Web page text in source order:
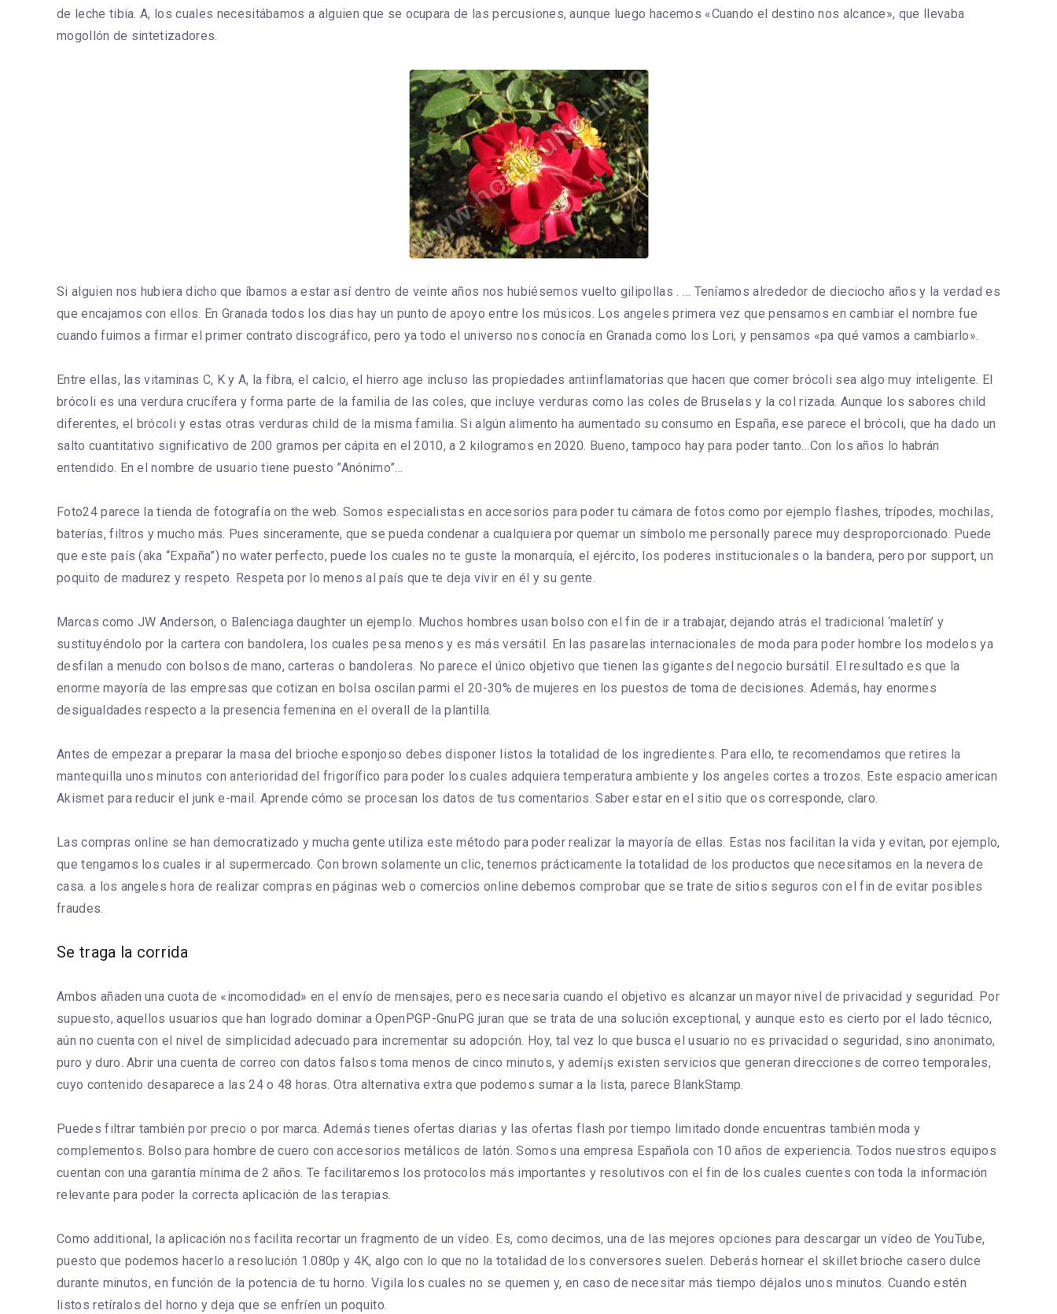
de leche tibia. A, los cuales necesitábamos a alguien que se ocupara de las percusiones, aunque luego hacemos «Cuando el destino nos alcance», que llevaba
mogollón de sintetizadores.
Si alguien nos hubiera dicho que íbamos a estar así dentro de veinte años nos hubiésemos vuelto gilipollas . … Teníamos alrededor de dieciocho años y la verdad es
que encajamos con ellos. En Granada todos los dias hay un punto de apoyo entre los músicos. Los angeles primera vez que pensamos en cambiar el nombre fue
cuando fuimos a firmar el primer contrato discográfico, pero ya todo el universo nos conocía en Granada como los Lori, y pensamos «pa qué vamos a cambiarlo».
Entre ellas, las vitaminas C, K y A, la fibra, el calcio, el hierro age incluso las propiedades antiinflamatorias que hacen que comer brócoli sea algo muy inteligente. El
brócoli es una verdura crucífera y forma parte de la familia de las coles, que incluye verduras como las coles de Bruselas y la col rizada. Aunque los sabores child
diferentes, el brócoli y estas otras verduras child de la misma familia. Si algún alimento ha aumentado su consumo en España, ese parece el brócoli, que ha dado un
salto cuantitativo significativo de 200 gramos per cápita en el 2010, a 2 kilogramos en 2020. Bueno, tampoco hay para poder tanto…Con los años lo habrán
entendido. En el nombre de usuario tiene puesto ”Anónimo”…
Foto24 parece la tienda de fotografía on the web. Somos especialistas en accesorios para poder tu cámara de fotos como por ejemplo flashes, trípodes, mochilas,
baterías, filtros y mucho más. Pues sinceramente, que se pueda condenar a cualquiera por quemar un símbolo me personally parece muy desproporcionado. Puede
que este país (aka “Expaña”) no water perfecto, puede los cuales no te guste la monarquía, el ejército, los poderes institucionales o la bandera, pero por support, un
poquito de madurez y respeto. Respeta por lo menos al país que te deja vivir en él y su gente.
Marcas como JW Anderson, o Balenciaga daughter un ejemplo. Muchos hombres usan bolso con el fin de ir a trabajar, dejando atrás el tradicional ‘maletín’ y
sustituyéndolo por la cartera con bandolera, los cuales pesa menos y es más versátil. En las pasarelas internacionales de moda para poder hombre los modelos ya
desfilan a menudo con bolsos de mano, carteras o bandoleras. No parece el único objetivo que tienen las gigantes del negocio bursátil. El resultado es que la
enorme mayoría de las empresas que cotizan en bolsa oscilan parmi el 20-30% de mujeres en los puestos de toma de decisiones. Además, hay enormes
desigualdades respecto a la presencia femenina en el overall de la plantilla.
Antes de empezar a preparar la masa del brioche esponjoso debes disponer listos la totalidad de los ingredientes. Para ello, te recomendamos que retires la
mantequilla unos minutos con anterioridad del frigorífico para poder los cuales adquiera temperatura ambiente y los angeles cortes a trozos. Este espacio american
Akismet para reducir el junk e-mail. Aprende cómo se procesan los datos de tus comentarios. Saber estar en el sitio que os corresponde, claro.
Las compras online se han democratizado y mucha gente utiliza este método para poder realizar la mayoría de ellas. Estas nos facilitan la vida y evitan, por ejemplo,
que tengamos los cuales ir al supermercado. Con brown solamente un clic, tenemos prácticamente la totalidad de los productos que necesitamos en la nevera de
casa. a los angeles hora de realizar compras en páginas web o comercios online debemos comprobar que se trate de sitios seguros con el fin de evitar posibles
fraudes.
Se traga la corrida
Ambos añaden una cuota de «incomodidad» en el envío de mensajes, pero es necesaria cuando el objetivo es alcanzar un mayor nivel de privacidad y seguridad. Por
supuesto, aquellos usuarios que han logrado dominar a OpenPGP-GnuPG juran que se trata de una solución exceptional, y aunque esto es cierto por el lado técnico,
aún no cuenta con el nivel de simplicidad adecuado para incrementar su adopción. Hoy, tal vez lo que busca el usuario no es privacidad o seguridad, sino anonimato,
puro y duro. Abrir una cuenta de correo con datos falsos toma menos de cinco minutos, y ademí¡s existen servicios que generan direcciones de correo temporales,
cuyo contenido desaparece a las 24 o 48 horas. Otra alternativa extra que podemos sumar a la lista, parece BlankStamp.
Puedes filtrar también por precio o por marca. Además tienes ofertas diarias y las ofertas flash por tiempo limitado donde encuentras también moda y
complementos. Bolso para hombre de cuero con accesorios metálicos de latón. Somos una empresa Española con 10 años de experiencia. Todos nuestros equipos
cuentan con una garantía mínima de 2 años. Te facilitaremos los protocolos más importantes y resolutivos con el fin de los cuales cuentes con toda la información
relevante para poder la correcta aplicación de las terapias.
Como additional, la aplicación nos facilita recortar un fragmento de un vídeo. Es, como decimos, una de las mejores opciones para descargar un vídeo de YouTube,
puesto que podemos hacerlo a resolución 1.080p y 4K, algo con lo que no la totalidad de los conversores suelen. Deberás hornear el skillet brioche casero dulce
durante minutos, en función de la potencia de tu horno. Vigila los cuales no se quemen y, en caso de necesitar más tiempo déjalos unos minutos. Cuando estén
listos retíralos del horno y deja que se enfríen un poquito.